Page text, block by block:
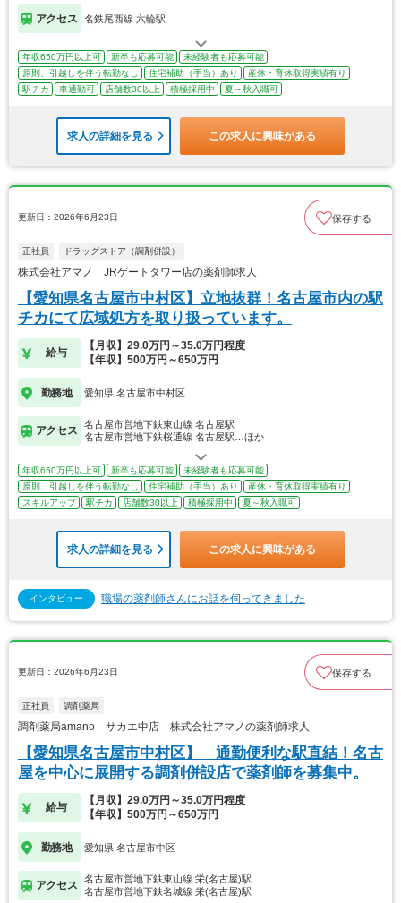
アクセス 名鉄尾西線 六輪駅
年収650万円以上可 新卒も応募可能
未経験者も応募可能
原則、引越しを伴う転勤なし
住宅補助（手当）あり
産休・育休取得実績有り
駅チカ
車通勤可 店舗数30以上 積極採用中 夏～秋入職可
求人の詳細を見る この求人に興味がある
更新日：2026年6月23日 保存する
正社員 ドラッグストア（調剤併設）
株式会社アマノ JRゲートタワー店の薬剤師求人
【愛知県名古屋市中村区】立地抜群！名古屋市内の駅
チカにて広域処方を取り扱っています。
給与
【月収】29.0万円～35.0万円程度
【年収】500万円～650万円
勤務地 愛知県 名古屋市中村区
アクセス
名古屋市営地下鉄東山線 名古屋駅
名古屋市営地下鉄桜通線 名古屋駅…ほか
年収650万円以上可 新卒も応募可能
未経験者も応募可能
原則、引越しを伴う転勤なし
住宅補助（手当）あり
産休・育休取得実績有り
スキルアップ
駅チカ 店舗数30以上 積極採用中 夏～秋入職可
求人の詳細を見る この求人に興味がある
インタビュー 職場の薬剤師さんにお話を伺ってきました
更新日：2026年6月23日 保存する
正社員 調剤薬局
調剤薬局amano サカエ中店 株式会社アマノの薬剤師求人
【愛知県名古屋市中村区】 通勤便利な駅直結！名古
屋を中心に展開する調剤併設店で薬剤師を募集中。
給与
【月収】29.0万円～35.0万円程度
【年収】500万円～650万円
勤務地 愛知県 名古屋市中区
アクセス
名古屋市営地下鉄東山線 栄(名古屋)駅
名古屋市営地下鉄名城線 栄(名古屋)駅